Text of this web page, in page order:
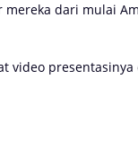
dari mulai
video